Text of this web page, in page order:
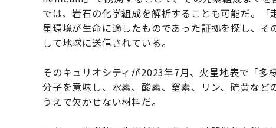
では、岩石の化学組成を解析することも可能だ。
星環境が生命に適したものであった証拠を探し、
して地球に送信されている。
そのキュリオシティが2023年7月、火星地表で「
分子を意味し、水素、酸素、窒素、リン、硫黄な
うえで欠かせない材料だ。